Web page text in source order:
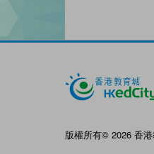
版權所有© 2026 香